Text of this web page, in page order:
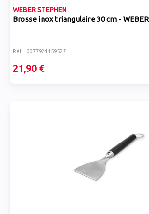
WEBER STEPHEN
Brosse inox triangulaire 30 cm - WEBER
Réf : 0077924159527
21,90 €